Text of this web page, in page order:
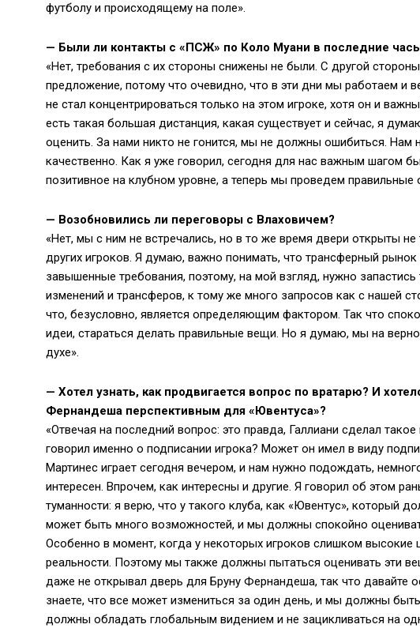
футболу и происходящему на поле».
— Были ли контакты с «ПСЖ» по Коло Муани в последние
«Нет, требования с их стороны снижены не были. С другой
предложение, потому что очевидно, что в эти дни мы работаем и
не стал концентрироваться только на этом игроке, хотя он и
есть такая большая дистанция, какая существует и сейчас, я
оценить. За нами никто не гонится, мы не должны ошибиться. Нам
качественно. Как я уже говорил, сегодня для нас важным шагом
позитивное на клубном уровне, а теперь мы проведем правильные
— Возобновились ли переговоры с Влаховичем?
«Нет, мы с ним не встречались, но в то же время двери открыты
других игроков. Я думаю, важно понимать, что трансферный
завышенные требования, поэтому, на мой взгляд, нужно
изменений и трансферов, к тому же много запросов как с нашей
что, безусловно, является определяющим фактором. Так что
идеи, стараться делать правильные вещи. Но я думаю, мы на
духе».
— Хотел узнать, как продвигается вопрос по вратарю? И
Фернандеша перспективным для «Ювентуса»?
«Отвечая на последний вопрос: это правда, Галлиани сделал
говорил именно о подписании игрока? Может он имел в виду
Мартинес играет сегодня вечером, и нам нужно подождать,
интересен. Впрочем, как интересны и другие. Я говорил об этом
туманности: я верю, что у такого клуба, как «Ювентус», который
может быть много возможностей, и мы должны спокойно
Особенно в момент, когда у некоторых игроков слишком высокие
реальности. Поэтому мы также должны пытаться оценивать эти
даже не открывал дверь для Бруну Фернандеша, так что давайте
знаете, что все может измениться за один день, и мы должны
должны обладать глобальным видением и не зацикливаться на